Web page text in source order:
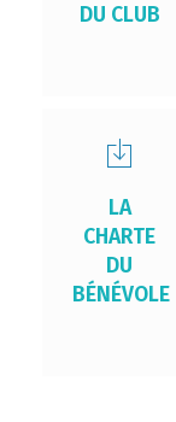
DU CLUB
LA
CHARTE
DU
BÉNÉVOLE